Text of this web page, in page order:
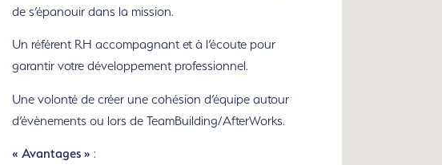
de s’épanouir dans la mission.
Un référent RH accompagnant et à l’écoute pour
garantir votre développement professionnel.
Une volonté de créer une cohésion d’équipe autour
d’évènements ou lors de TeamBuilding/AfterWorks.
« Avantages » :